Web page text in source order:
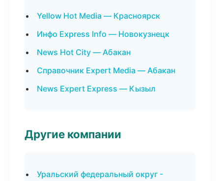
Yellow Hot Media — Красноярск
Инфо Express Info — Новокузнецк
News Hot City — Абакан
Справочник Expert Media — Абакан
News Expert Express — Кызыл
Другие компании
Уральский федеральный округ -